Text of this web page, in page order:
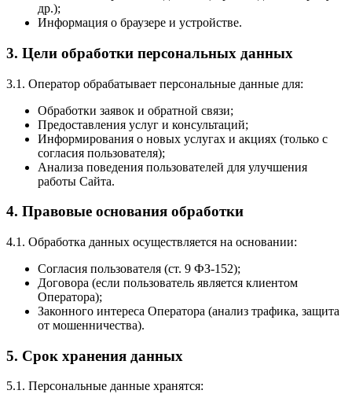
др.);
Информация о браузере и устройстве.
3. Цели обработки персональных данных
3.1. Оператор обрабатывает персональные данные для:
Обработки заявок и обратной связи;
Предоставления услуг и консультаций;
Информирования о новых услугах и акциях (только с
согласия пользователя);
Анализа поведения пользователей для улучшения
работы Сайта.
4. Правовые основания обработки
4.1. Обработка данных осуществляется на основании:
Согласия пользователя (ст. 9 ФЗ-152);
Договора (если пользователь является клиентом
Оператора);
Законного интереса Оператора (анализ трафика, защита
от мошенничества).
5. Срок хранения данных
5.1. Персональные данные хранятся: